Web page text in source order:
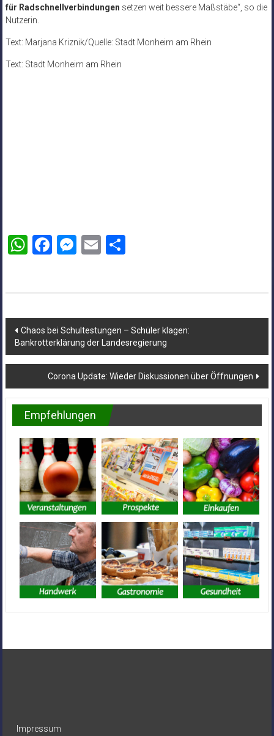
für Radschnellverbindungen setzen weit bessere Maßstäbe“, so die
Nutzerin.
Text: Marjana Kriznik/Quelle: Stadt Monheim am Rhein
Text: Stadt Monheim am Rhein
WhatsApp
Facebook
Messenger
EmailTeilen
Beitragsnavigation
Chaos bei Schultestungen – Schüler klagen:
Bankrotterklärung der Landesregierung
Corona Update: Wieder Diskussionen über Öffnungen
Empfehlungen
Impressum